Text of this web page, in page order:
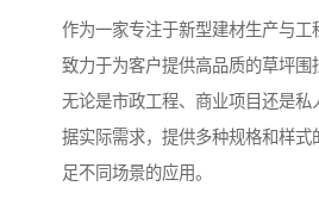
作为一家专注于新型建材生产与工
致力于为客户提供高品质的草坪围
无论是市政工程、商业项目还是私
据实际需求，提供多种规格和样式
足不同场景的应用。